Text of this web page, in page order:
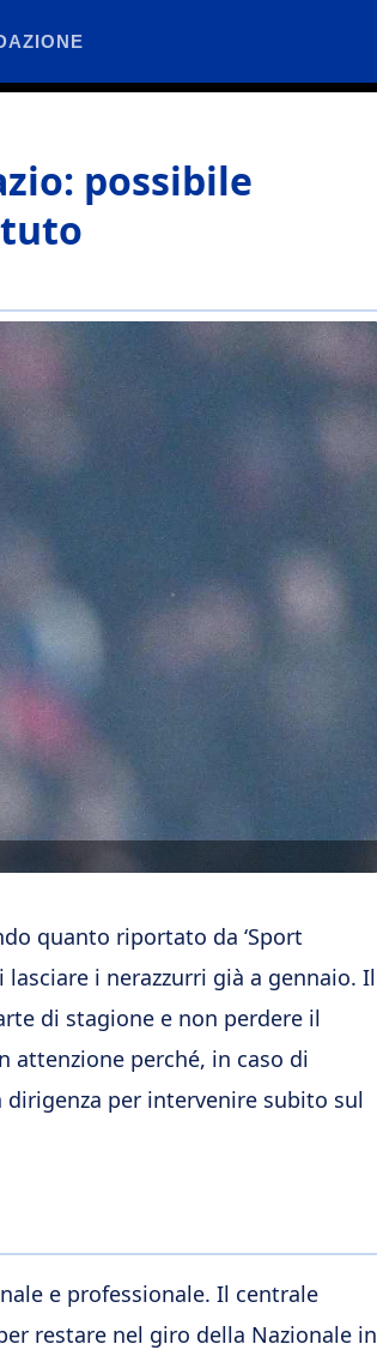
possibile
quanto riportato da ‘Sport
i nerazzurri già a gennaio. Il
di stagione e non perdere il
attenzione perché, in caso di
per intervenire subito sul
e professionale. Il centrale
restare nel giro della Nazionale in